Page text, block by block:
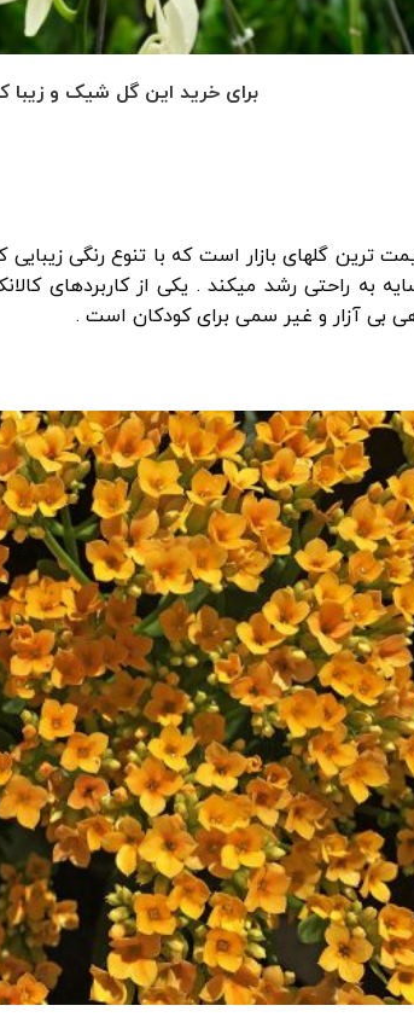
برای خرید این گل شیک و زیبا
ترین گلهای بازار است که با تنوع رنگی
به راحتی رشد میکند . یکی از کاربردهای
بی آزار و غیر سمی برای کودکان است .